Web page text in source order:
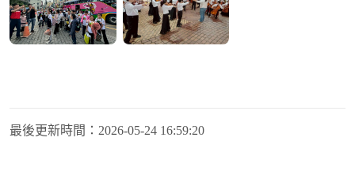
最後更新時間： 2026-05-24 16:59:20